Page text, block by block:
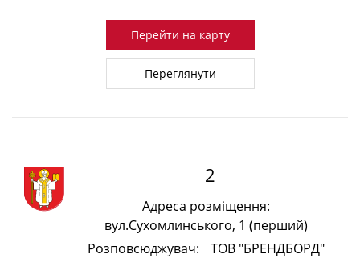
Перейти на карту
Переглянути
2
Адреса розміщення:
вул.Сухомлинського, 1 (перший)
Розповсюджувач:
ТОВ "БРЕНДБОРД"